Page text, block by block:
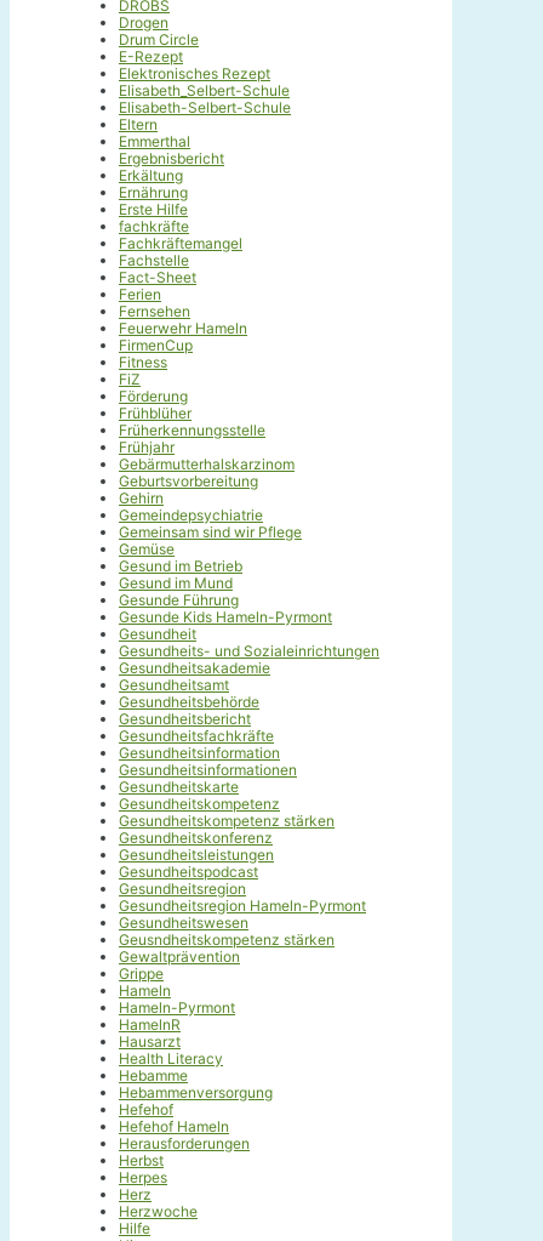
DROBS
Drogen
Drum Circle
E-Rezept
Elektronisches Rezept
Elisabeth_Selbert-Schule
Elisabeth-Selbert-Schule
Eltern
Emmerthal
Ergebnisbericht
Erkältung
Ernährung
Erste Hilfe
fachkräfte
Fachkräftemangel
Fachstelle
Fact-Sheet
Ferien
Fernsehen
Feuerwehr Hameln
FirmenCup
Fitness
FiZ
Förderung
Frühblüher
Früherkennungsstelle
Frühjahr
Gebärmutterhalskarzinom
Geburtsvorbereitung
Gehirn
Gemeindepsychiatrie
Gemeinsam sind wir Pflege
Gemüse
Gesund im Betrieb
Gesund im Mund
Gesunde Führung
Gesunde Kids Hameln-Pyrmont
Gesundheit
Gesundheits- und Sozialeinrichtungen
Gesundheitsakademie
Gesundheitsamt
Gesundheitsbehörde
Gesundheitsbericht
Gesundheitsfachkräfte
Gesundheitsinformation
Gesundheitsinformationen
Gesundheitskarte
Gesundheitskompetenz
Gesundheitskompetenz stärken
Gesundheitskonferenz
Gesundheitsleistungen
Gesundheitspodcast
Gesundheitsregion
Gesundheitsregion Hameln-Pyrmont
Gesundheitswesen
Geusndheitskompetenz stärken
Gewaltprävention
Grippe
Hameln
Hameln-Pyrmont
HamelnR
Hausarzt
Health Literacy
Hebamme
Hebammenversorgung
Hefehof
Hefehof Hameln
Herausforderungen
Herbst
Herpes
Herz
Herzwoche
Hilfe